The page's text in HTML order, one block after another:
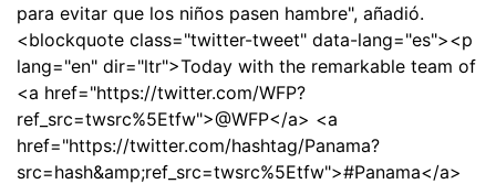
para evitar que los niños pasen hambre", añadió.
<blockquote class="twitter-tweet" data-lang="es"><p
lang="en" dir="ltr">Today with the remarkable team of
<a href="https://twitter.com/WFP?
ref_src=twsrc%5Etfw">@WFP</a> <a
href="https://twitter.com/hashtag/Panama?
src=hash&amp;ref_src=twsrc%5Etfw">#Panama</a>